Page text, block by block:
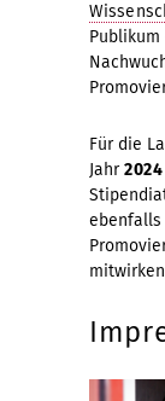
Für die
Jahr2024
ebenfalls